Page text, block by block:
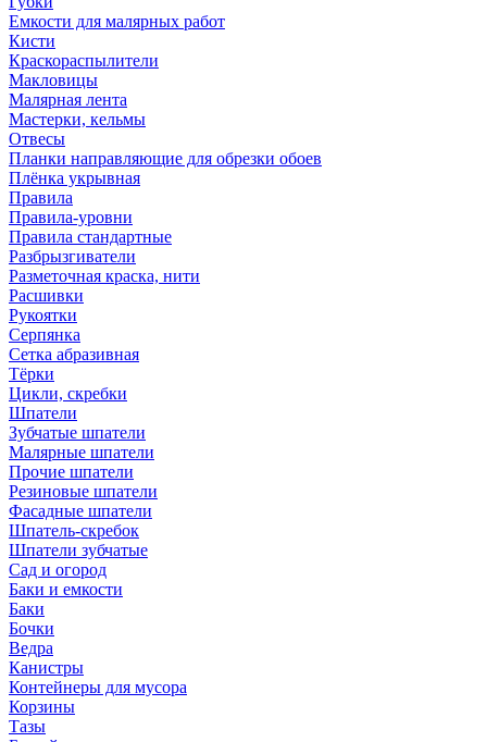
Емкости для малярных работ
Кисти
Краскораспылители
Макловицы
Малярная лента
Мастерки, кельмы
Отвесы
Планки направляющие для обрезки обоев
Плёнка укрывная
Правила
Правила-уровни
Правила стандартные
Разбрызгиватели
Разметочная краска, нити
Расшивки
Рукоятки
Серпянка
Сетка абразивная
Тёрки
Цикли, скребки
Шпатели
Зубчатые шпатели
Малярные шпатели
Прочие шпатели
Резиновые шпатели
Фасадные шпатели
Шпатель-скребок
Шпатели зубчатые
Сад и огород
Баки и емкости
Баки
Бочки
Ведра
Канистры
Контейнеры для мусора
Корзины
Тазы